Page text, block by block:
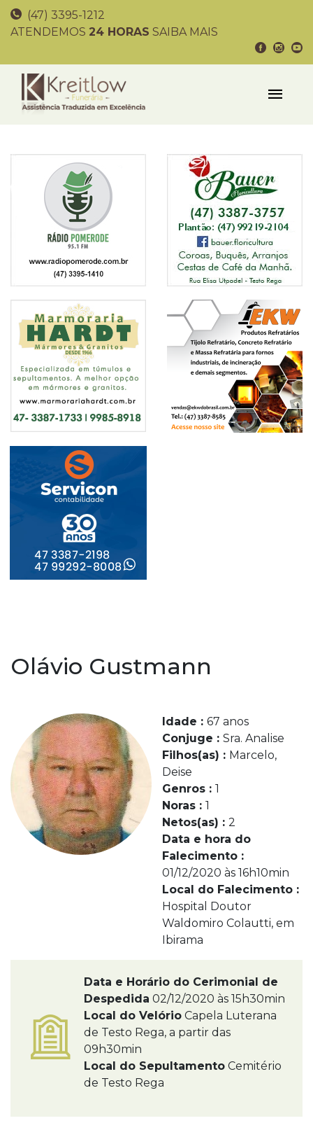
(47) 3395-1212
ATENDEMOS 24 HORAS SAIBA MAIS
Olávio Gustmann
Idade : 67 anos
Conjuge : Sra. Analise
Filhos(as) : Marcelo,
Deise
Genros : 1
Noras : 1
Netos(as) : 2
Data e hora do
Falecimento :
01/12/2020 às 16h10min
Local do Falecimento :
Hospital Doutor
Waldomiro Colautti, em
Ibirama
Data e Horário do Cerimonial de
Despedida 02/12/2020 às 15h30min
Local do Velório Capela Luterana
de Testo Rega, a partir das
09h30min
Local do Sepultamento Cemitério
de Testo Rega